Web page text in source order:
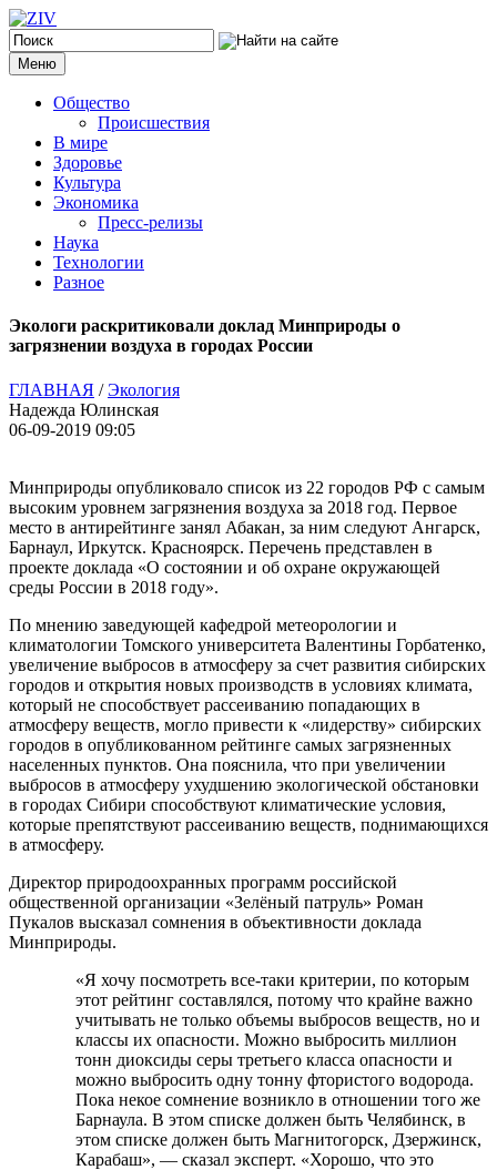
Меню
Общество
Происшествия
В мире
Здоровье
Культура
Экономика
Пресс-релизы
Наука
Технологии
Разное
Экологи раскритиковали доклад Минприроды о
загрязнении воздуха в городах России
ГЛАВНАЯ /Экология
Надежда Юлинская
06-09-2019 09:05
Минприроды опубликовало список из 22 городов РФ с самым
высоким уровнем загрязнения воздуха за 2018 год. Первое
место в антирейтинге занял Абакан, за ним следуют Ангарск,
Барнаул, Иркутск. Красноярск. Перечень представлен в
проекте доклада «О состоянии и об охране окружающей
среды России в 2018 году».
По мнению заведующей кафедрой метеорологии и
климатологии Томского университета Валентины Горбатенко,
увеличение выбросов в атмосферу за счет развития сибирских
городов и открытия новых производств в условиях климата,
который не способствует рассеиванию попадающих в
атмосферу веществ, могло привести к «лидерству» сибирских
городов в опубликованном рейтинге самых загрязненных
населенных пунктов. Она пояснила, что при увеличении
выбросов в атмосферу ухудшению экологической обстановки
в городах Сибири способствуют климатические условия,
которые препятствуют рассеиванию веществ, поднимающихся
в атмосферу.
Директор природоохранных программ российской
общественной организации «Зелёный патруль» Роман
Пукалов высказал сомнения в объективности доклада
Минприроды.
«Я хочу посмотреть все-таки критерии, по которым
этот рейтинг составлялся, потому что крайне важно
учитывать не только объемы выбросов веществ, но и
классы их опасности. Можно выбросить миллион
тонн диоксиды серы третьего класса опасности и
можно выбросить одну тонну фтористого водорода.
Пока некое сомнение возникло в отношении того же
Барнаула. В этом списке должен быть Челябинск, в
этом списке должен быть Магнитогорск, Дзержинск,
Карабаш», — сказал эксперт. «Хорошо, что это